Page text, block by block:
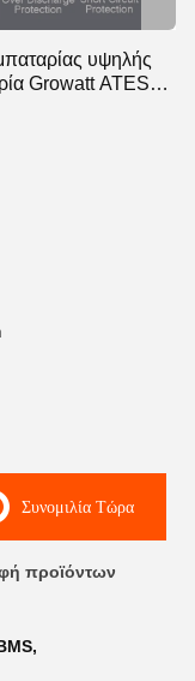
υψηλής
Growatt ATESS
Συνομιλία Τώρα
προϊόντων
,